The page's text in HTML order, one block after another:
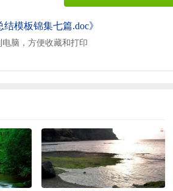
模板锦集七篇.doc》
脑，方便收藏和打印